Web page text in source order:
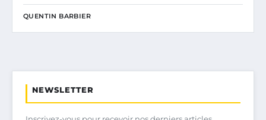
QUENTIN BARBIER
NEWSLETTER